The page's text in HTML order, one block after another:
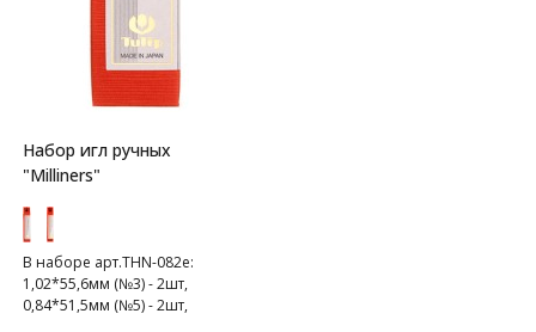
Набор игл ручных
"Milliners"
В наборе арт.THN-082e:
1,02*55,6мм (№3) - 2шт,
0,84*51,5мм (№5) - 2шт,